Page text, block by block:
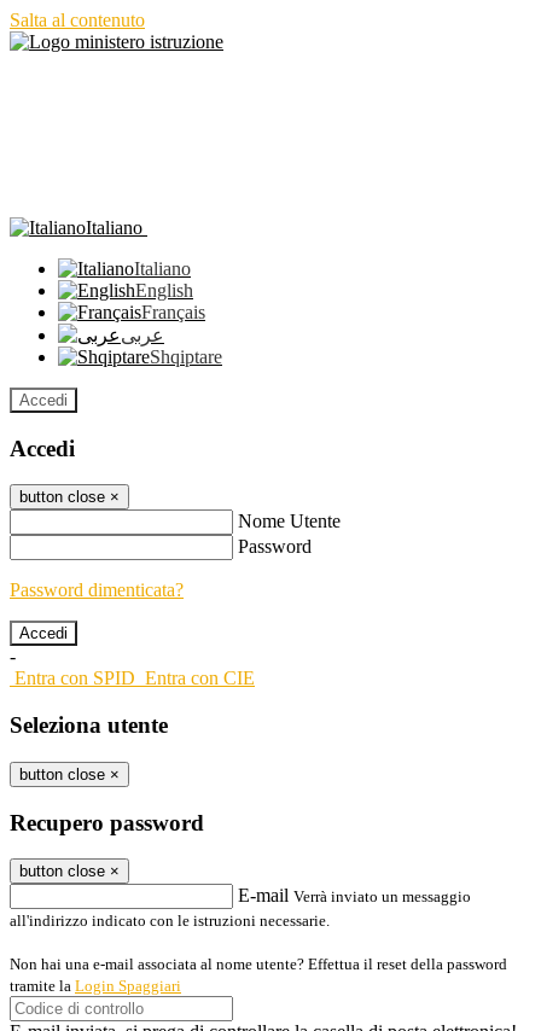
Salta al contenuto
Italiano
Italiano
English
Français
عربى
Shqiptare
Accedi
Accedi
button close ×
Nome Utente
Password
Password dimenticata?
-
Entra con SPID Entra con CIE
Seleziona utente
button close ×
Recupero password
button close ×
E-mail Verrà inviato un messaggio
all'indirizzo indicato con le istruzioni necessarie.
Non hai una e-mail associata al nome utente? Effettua il reset della password
tramite la Login Spaggiari